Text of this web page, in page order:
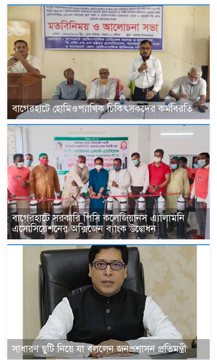
বাগেরহাটে হোমিওপ্যাথিক চিকিৎসকদের কর্মবিরতি
বাগেরহাটে সরকারি পিসি কলেজিয়ানস এ্যালামনি
এসোসিয়েশনের অক্সিজেন ব্যাংক উদ্বোধন
সাধারণ ছুটি নিয়ে যা বললেন জনপ্রশাসন প্রতিমন্ত্রী